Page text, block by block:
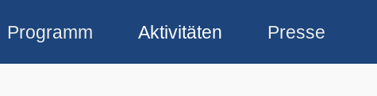
Programm Aktivitäten Presse